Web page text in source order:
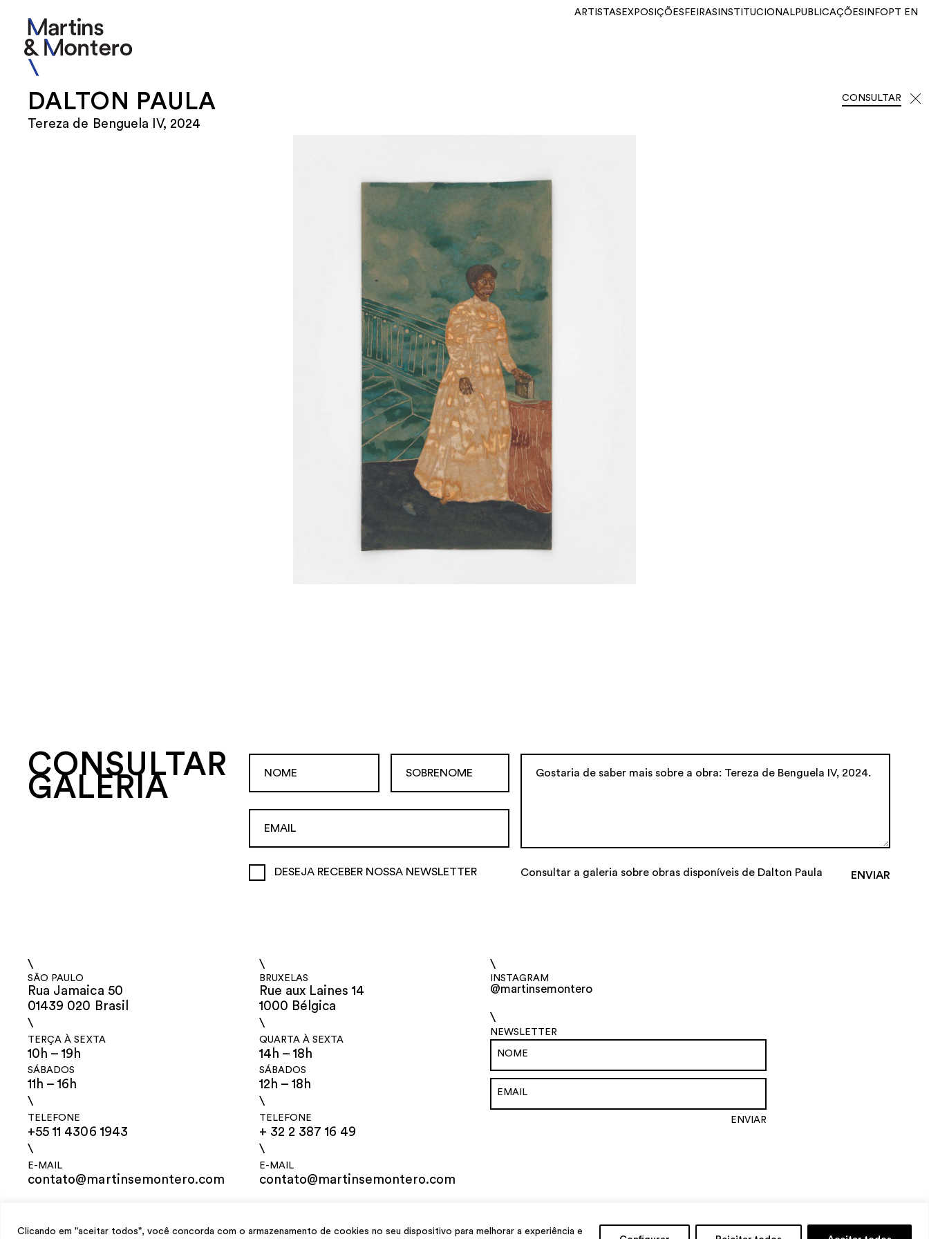
Clicando em "aceitar todos", você concorda com o armazenamento de cookies no seu dispositivo para melhorar a experiência e
ARTISTAS EXPOSIÇÕES FEIRAS INSTITUCIONAL PUBLICAÇÕES INFO PT EN
DALTON PAULA
Tereza de Benguela IV, 2024
CONSULTAR
CONSULTAR
GALERIA
DESEJA RECEBER NOSSA NEWSLETTER Consultar a galeria sobre obras disponíveis de Dalton Paula
\
SÃO PAULO
Rua Jamaica 50
01439 020 Brasil
\
TERÇA À SEXTA
10h – 19h
SÁBADOS
11h – 16h
\
TELEFONE
+55 11 4306 1943
\
E-MAIL
contato@martinsemontero.com
\
BRUXELAS
Rue aux Laines 14
1000 Bélgica
\
QUARTA À SEXTA
14h – 18h
SÁBADOS
12h – 18h
\
TELEFONE
+ 32 2 387 16 49
\
E-MAIL
contato@martinsemontero.com
\
INSTAGRAM
@martinsemontero
\
NEWSLETTER